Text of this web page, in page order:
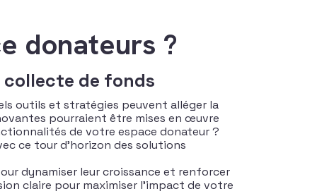
donateurs ?
collecte de fonds
outils et stratégies peuvent alléger la
pourraient être mises en œuvre
de votre espace donateur ?
ce tour d’horizon des solutions
dynamiser leur croissance et renforcer
claire pour maximiser l’impact de votre